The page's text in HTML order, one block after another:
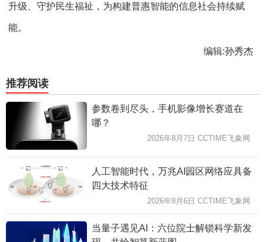
升级、守护民生福祉，为构建普惠智能的信息社会持续赋
能。
编辑:孙秀杰
推荐阅读
参数卷到尽头，手机影像增长赛道在
哪？
2026年8月7日 CCTIME飞象网
人工智能时代，万兆AI园区网络应具备
四大技术特征
2026年8月6日 CCTIME飞象网
当量子遇见AI：六位院士解锁科学新发